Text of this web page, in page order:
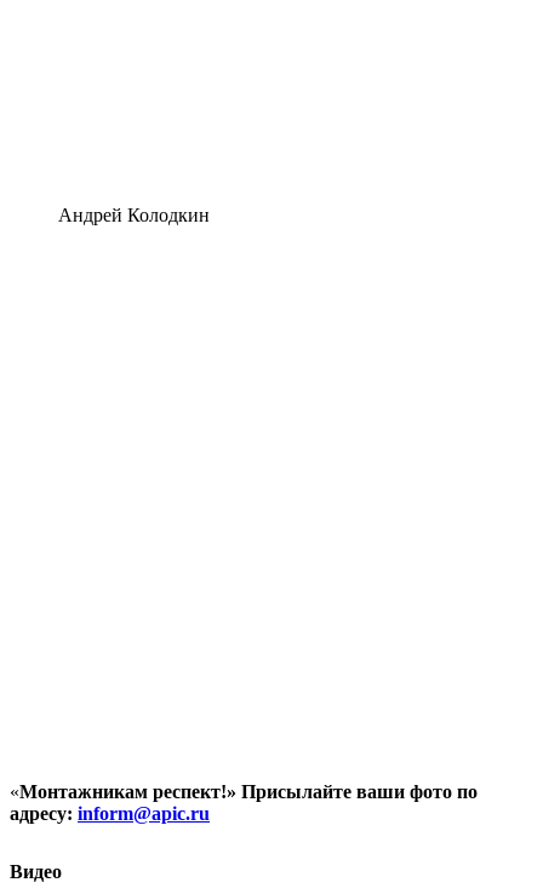
Андрей Колодкин
«Монтажникам респект!» Присылайте ваши фото по
адресу: inform@apic.ru
Видео